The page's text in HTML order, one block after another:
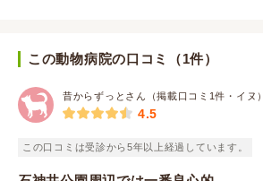
この動物病院の口コミ（1件）
昔からずっとさん（掲載口コミ1件・イヌ）
4.5
この口コミは受診から5年以上経過しています。